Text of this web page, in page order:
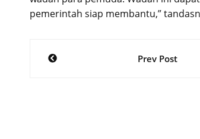
pemerintah siap membantu,”
Post
Prev Post